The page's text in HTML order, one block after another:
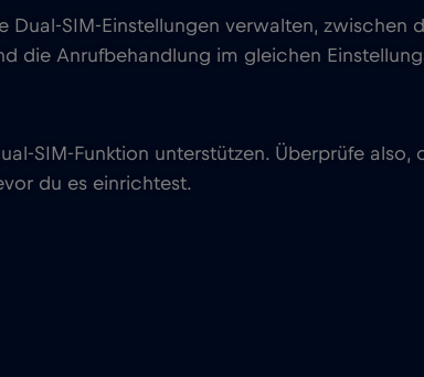
Dual-SIM-Einstellungen verwalten, zwischen
die Anrufbehandlung im gleichen
SIM-Funktion unterstützen. Überprüfe also,
du es einrichtest.